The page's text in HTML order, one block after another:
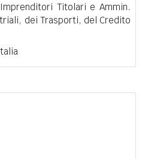
Titolari e Ammin.
dei Trasporti, del Credito